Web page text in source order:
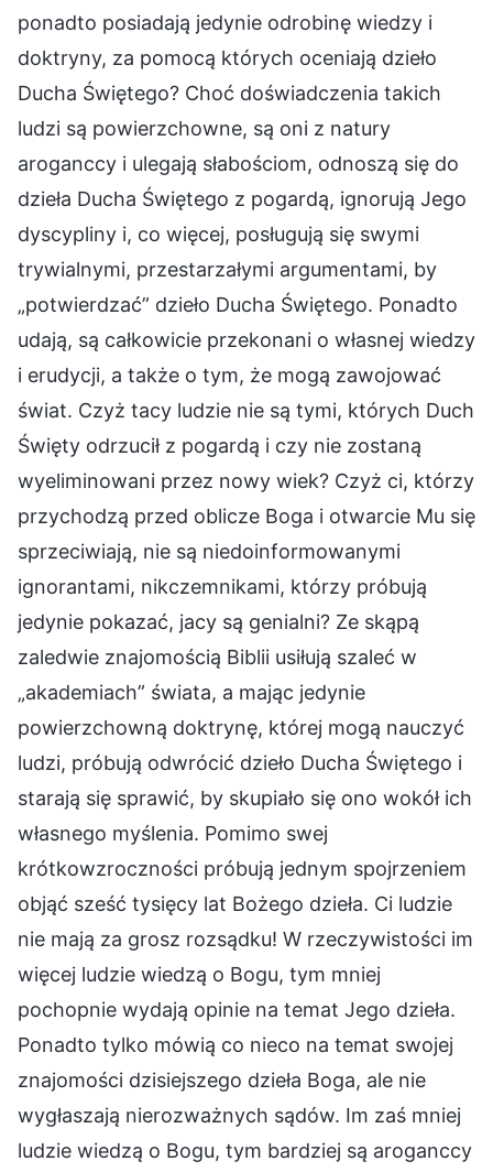
ponadto posiadają jedynie odrobinę wiedzy i
doktryny, za pomocą których oceniają dzieło
Ducha Świętego? Choć doświadczenia takich
ludzi są powierzchowne, są oni z natury
aroganccy i ulegają słabościom, odnoszą się do
dzieła Ducha Świętego z pogardą, ignorują Jego
dyscypliny i, co więcej, posługują się swymi
trywialnymi, przestarzałymi argumentami, by
„potwierdzać” dzieło Ducha Świętego. Ponadto
udają, są całkowicie przekonani o własnej wiedzy
i erudycji, a także o tym, że mogą zawojować
świat. Czyż tacy ludzie nie są tymi, których Duch
Święty odrzucił z pogardą i czy nie zostaną
wyeliminowani przez nowy wiek? Czyż ci, którzy
przychodzą przed oblicze Boga i otwarcie Mu się
sprzeciwiają, nie są niedoinformowanymi
ignorantami, nikczemnikami, którzy próbują
jedynie pokazać, jacy są genialni? Ze skąpą
zaledwie znajomością Biblii usiłują szaleć w
„akademiach” świata, a mając jedynie
powierzchowną doktrynę, której mogą nauczyć
ludzi, próbują odwrócić dzieło Ducha Świętego i
starają się sprawić, by skupiało się ono wokół ich
własnego myślenia. Pomimo swej
krótkowzroczności próbują jednym spojrzeniem
objąć sześć tysięcy lat Bożego dzieła. Ci ludzie
nie mają za grosz rozsądku! W rzeczywistości im
więcej ludzie wiedzą o Bogu, tym mniej
pochopnie wydają opinie na temat Jego dzieła.
Ponadto tylko mówią co nieco na temat swojej
znajomości dzisiejszego dzieła Boga, ale nie
wygłaszają nierozważnych sądów. Im zaś mniej
ludzie wiedzą o Bogu, tym bardziej są aroganccy